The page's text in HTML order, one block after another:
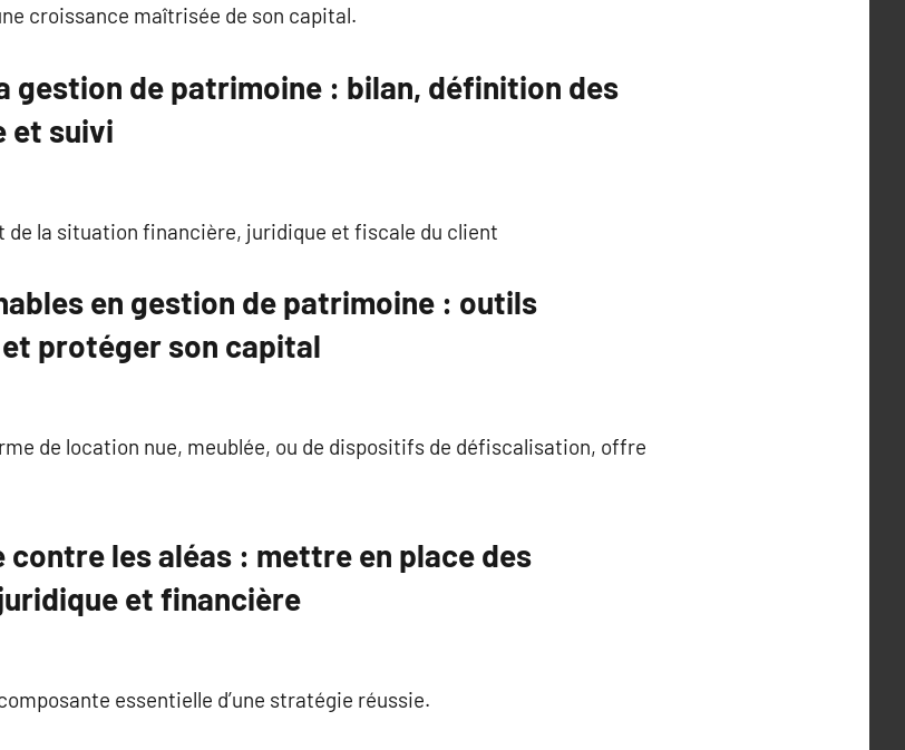
croissance maîtrisée de son capital.
gestion de patrimoine : bilan, définition des
et suivi
de la situation financière, juridique et fiscale du client
en gestion de patrimoine : outils
protéger son capital
de location nue, meublée, ou de dispositifs de défiscalisation, offre
les aléas : mettre en place des
et financière
essentielle d’une stratégie réussie.